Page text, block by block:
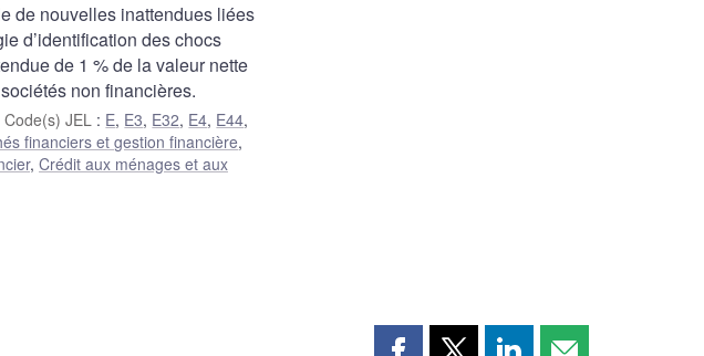
de nouvelles inattendues liées
d’identification des chocs
de 1 % de la valeur nette
non financières.
Code(s) JEL : E, E3, E32, E4, E44,
financiers et gestion financière,
, Crédit aux ménages et aux